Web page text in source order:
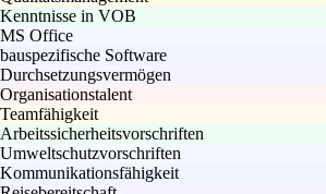
Kenntnisse in VOB
MS Office
bauspezifische Software
Durchsetzungsvermögen
Organisationstalent
Teamfähigkeit
Arbeitssicherheitsvorschriften
Umweltschutzvorschriften
Kommunikationsfähigkeit